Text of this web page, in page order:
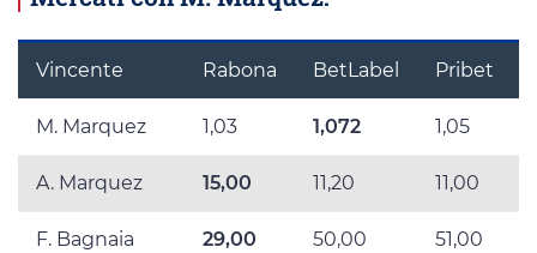
Vincente Rabona BetLabel Pribet
M. Marquez 1,03 1,072 1,05
A. Marquez 15,00 11,20 11,00
F. Bagnaia 29,00 50,00 51,00